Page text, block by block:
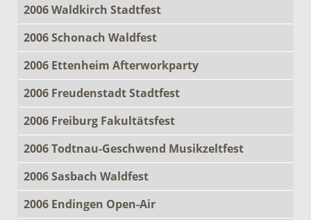
2006 Waldkirch Stadtfest
2006 Schonach Waldfest
2006 Ettenheim Afterworkparty
2006 Freudenstadt Stadtfest
2006 Freiburg Fakultätsfest
2006 Todtnau-Geschwend Musikzeltfest
2006 Sasbach Waldfest
2006 Endingen Open-Air